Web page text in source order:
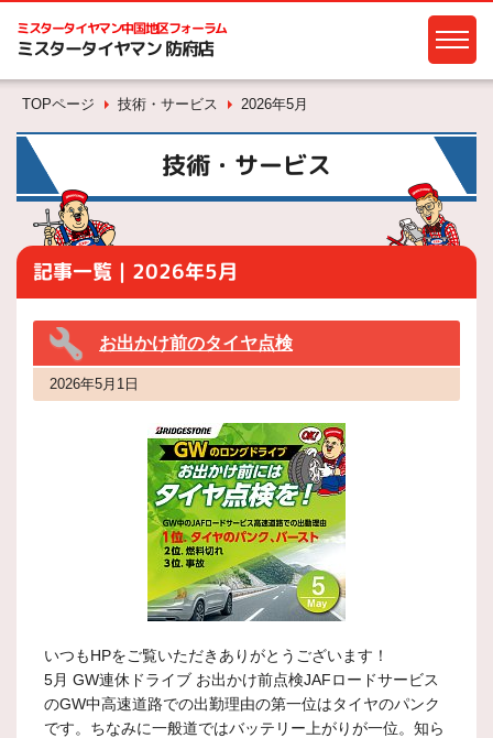
ミスタータイヤマン中国地区フォーラム
ミスタータイヤマン 防府店
TOPページ 技術・サービス 2026年5月
技術・サービス
記事一覧｜2026年5月
お出かけ前のタイヤ点検
2026年5月1日
いつもHPをご覧いただきありがとうございます！
5月 GW連休ドライブ お出かけ前点検JAFロードサービス
のGW中高速道路での出勤理由の第一位はタイヤのパンク
です。ちなみに一般道ではバッテリー上がりが一位。知ら